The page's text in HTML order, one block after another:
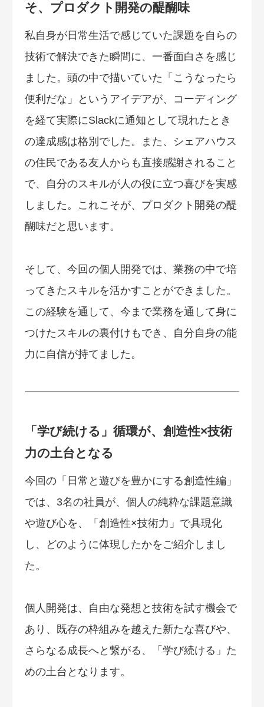
そ、プロダクト開発の醍醐味
私自身が日常生活で感じていた課題を自らの
技術で解決できた瞬間に、一番面白さを感じ
ました。頭の中で描いていた「こうなったら
便利だな」というアイデアが、コーディング
を経て実際にSlackに通知として現れたとき
の達成感は格別でした。また、シェアハウス
の住民である友人からも直接感謝されること
で、自分のスキルが人の役に立つ喜びを実感
しました。これこそが、プロダクト開発の醍
醐味だと思います。
そして、今回の個人開発では、業務の中で培
ってきたスキルを活かすことができました。
この経験を通して、今まで業務を通して身に
つけたスキルの裏付けもでき、自分自身の能
力に自信が持てました。
「学び続ける」循環が、創造性×技術
力の土台となる
今回の「日常と遊びを豊かにする創造性編」
では、3名の社員が、個人の純粋な課題意識
や遊び心を、「創造性×技術力」で具現化
し、どのように体現したかをご紹介しまし
た。
個人開発は、自由な発想と技術を試す機会で
あり、既存の枠組みを越えた新たな喜びや、
さらなる成長へと繋がる、「学び続ける」た
めの土台となります。